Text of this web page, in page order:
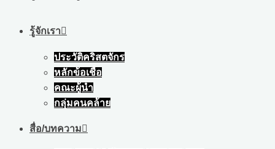
รู้จักเรา
ประวัติคริสตจักร
หลักข้อเชื่อ
คณะผู้นำ
กลุ่มคนคล้าย
สื่อ/บทความ